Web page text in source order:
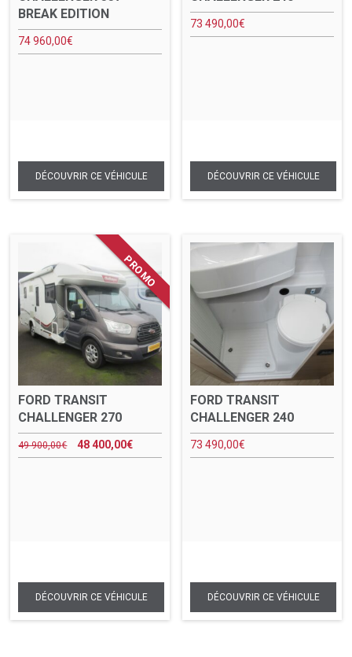
BREAK EDITION
74 960,00€
73 490,00€
FORD TRANSIT
CHALLENGER 270
49 900,00€ 48 400,00€
FORD TRANSIT
CHALLENGER 240
73 490,00€